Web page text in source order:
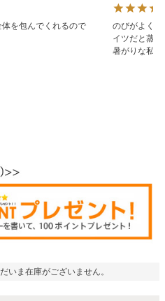
を包んでくれるので
のびがよく
イツだと蒸
暑がりな私
いま在庫がございません。